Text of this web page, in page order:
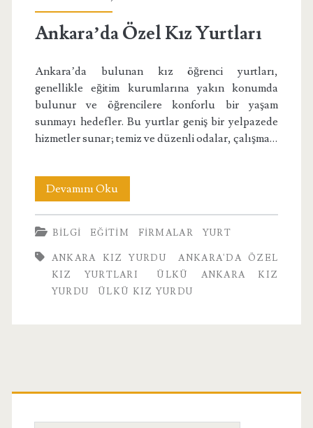
Ankara’da Özel Kız Yurtları
Ankara’da bulunan kız öğrenci yurtları,
genellikle eğitim kurumlarına yakın konumda
bulunur ve öğrencilere konforlu bir yaşam
sunmayı hedefler. Bu yurtlar geniş bir yelpazede
hizmetler sunar; temiz ve düzenli odalar, çalışma…
Devamını OkuAnkara’da
Özel
Kız
Yurtları
BILGI EĞITIM FIRMALAR YURT
ANKARA KIZ YURDU
ANKARA'DA ÖZEL
KIZ YURTLARI
ÜLKÜ ANKARA KIZ
YURDU
ÜLKÜ KIZ YURDU
Birincil